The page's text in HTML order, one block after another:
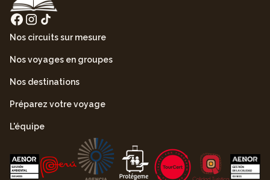
Nos circuits sur mesure
Nos voyages en groupes
Nos destinations
Préparez votre voyage
L'équipe